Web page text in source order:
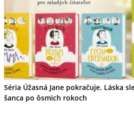
Séria Úžasná Jane pokračuje. Láska
šanca po ôsmich rokoch